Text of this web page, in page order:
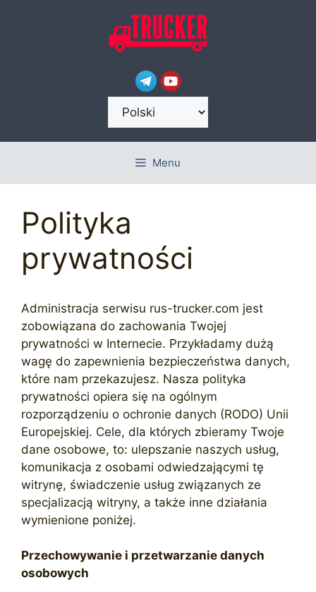
Wybierz
język
Menu
Polityka
prywatności
Administracja serwisu rus-trucker.com jest
zobowiązana do zachowania Twojej
prywatności w Internecie. Przykładamy dużą
wagę do zapewnienia bezpieczeństwa danych,
które nam przekazujesz. Nasza polityka
prywatności opiera się na ogólnym
rozporządzeniu o ochronie danych (RODO) Unii
Europejskiej. Cele, dla których zbieramy Twoje
dane osobowe, to: ulepszanie naszych usług,
komunikacja z osobami odwiedzającymi tę
witrynę, świadczenie usług związanych ze
specjalizacją witryny, a także inne działania
wymienione poniżej.
Przechowywanie i przetwarzanie danych
osobowych